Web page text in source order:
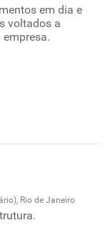
em dia e
voltados a
Rio de Janeiro